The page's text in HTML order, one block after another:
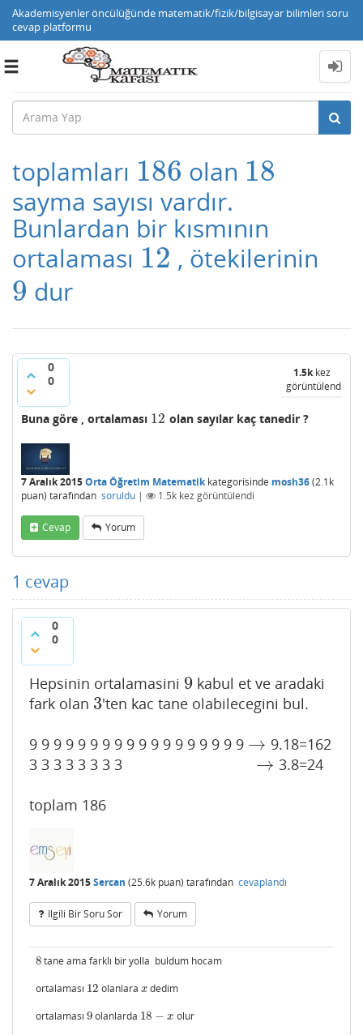
Akademisyenler öncülüğünde matematik/fizik/bilgisayar bilimleri soru
cevap platformu
Toggle
toplamları 186
186 olan 18
18
sayma sayısı vardır.
Bunlardan bir kısmının
ortalaması 12
12 , ötekilerinin
9
9 dur
0
0
1.5kkez
görüntülendi
Buna göre , ortalaması 12
12 olan sayılar kaç tanedir ?
7 Aralık 2015Orta Öğretim Matematikkategorisinde mosh36(2.1k
puan) tarafından soruldu | 1.5k kez görüntülendi
Cevap Yorum
1 cevap
0
0
Hepsinin ortalamasini 9
9 kabul et ve aradaki
fark olan 3
3'ten kac tane olabilecegini bul.
9 9 9 9 9 9 9 9 9 9 9 9 9 9 9 9 9 9 →
→ 9.18=162
3 3 3 3 3 3 3 3 →
→ 3.8=24
toplam 186
7 Aralık 2015Sercan (25.6k puan) tarafından cevaplandı
Ilgili Bir Soru Sor Yorum
8
8tane ama farklı bir yolla buldum hocam
ortalaması 12
12 olanlara x
x dedim
ortalaması 9
9olanlarda 18 − x
18 −x
olur